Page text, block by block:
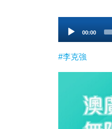
Player
00:00
#李克強